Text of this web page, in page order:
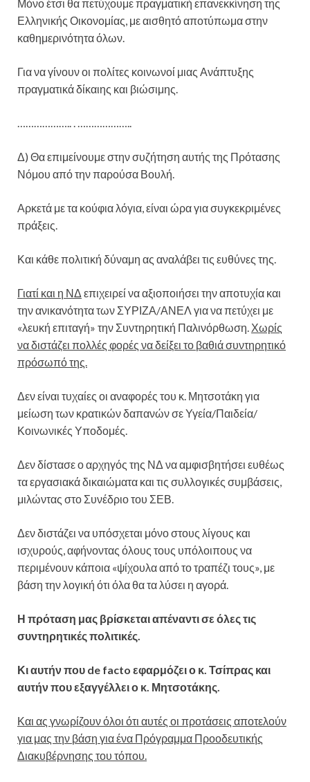
Μόνο έτσι θα πετύχουμε πραγματική επανεκκίνηση της
Ελληνικής Οικονομίας, με αισθητό αποτύπωμα στην
καθημερινότητα όλων.
Για να γίνουν οι πολίτες κοινωνοί μιας Ανάπτυξης
πραγματικά δίκαιης και βιώσιμης.
……………….. . ………………..
Δ) Θα επιμείνουμε στην συζήτηση αυτής της Πρότασης
Νόμου από την παρούσα Βουλή.
Αρκετά με τα κούφια λόγια, είναι ώρα για συγκεκριμένες
πράξεις.
Και κάθε πολιτική δύναμη ας αναλάβει τις ευθύνες της.
Γιατί και η ΝΔ επιχειρεί να αξιοποιήσει την αποτυχία και
την ανικανότητα των ΣΥΡΙΖΑ/ΑΝΕΛ για να πετύχει με
«λευκή επιταγή» την Συντηρητική Παλινόρθωση. Χωρίς
να διστάζει πολλές φορές να δείξει το βαθιά συντηρητικό
πρόσωπό της.
Δεν είναι τυχαίες οι αναφορές του κ. Μητσοτάκη για
μείωση των κρατικών δαπανών σε Υγεία/Παιδεία/
Κοινωνικές Υποδομές.
Δεν δίστασε ο αρχηγός της ΝΔ να αμφισβητήσει ευθέως
τα εργασιακά δικαιώματα και τις συλλογικές συμβάσεις,
μιλώντας στο Συνέδριο του ΣΕΒ.
Δεν διστάζει να υπόσχεται μόνο στους λίγους και
ισχυρούς, αφήνοντας όλους τους υπόλοιπους να
περιμένουν κάποια «ψίχουλα από το τραπέζι τους», με
βάση την λογική ότι όλα θα τα λύσει η αγορά.
Η πρόταση μας βρίσκεται απέναντι σε όλες τις
συντηρητικές πολιτικές.
Κι αυτήν που de facto εφαρμόζει ο κ. Τσίπρας και
αυτήν που εξαγγέλλει ο κ. Μητσοτάκης.
Και ας γνωρίζουν όλοι ότι αυτές οι προτάσεις αποτελούν
για μας την βάση για ένα Πρόγραμμα Προοδευτικής
Διακυβέρνησης του τόπου.